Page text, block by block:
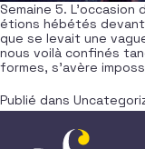
Semaine 5. L’occasion
étions hébétés devant
que se levait une
nous voilà confinés
formes, s’avère
Publié dans